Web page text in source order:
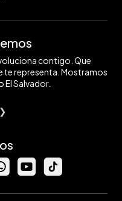
contigo. Que
te representa. Mostramos
El Salvador.